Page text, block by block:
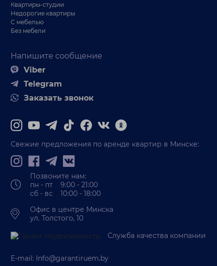
Напишите сообщение
Viber
Telegram
Заказать звонок
Квартиры-студии
Недорогие квартиры
С мебелью
Без мебели
Свежие предложения по аренде квартир в Минске:
Позвоните нам:
пн - пт 9:00 - 21:00
сб - вс 10:00 - 18:00
Офис в центре Минска
ул. Толстого, 10
Служба качества компании
E-mail: Info@garantiruem.by